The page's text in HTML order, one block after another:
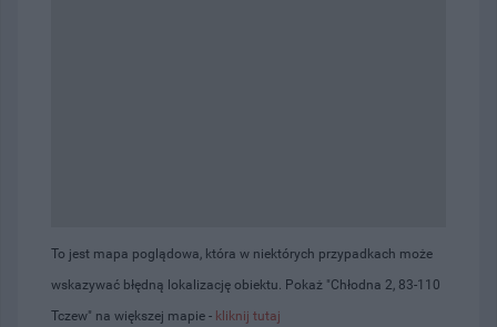
To jest mapa poglądowa, która w niektórych przypadkach może
wskazywać błędną lokalizację obiektu. Pokaż "Chłodna 2, 83-110
Tczew" na większej mapie - kliknij tutaj